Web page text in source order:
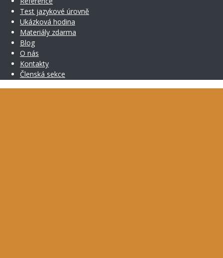
Test jazykové úrovně
Ukázková hodina
Materiály zdarma
Blog
O nás
Kontakty
Členská sekce